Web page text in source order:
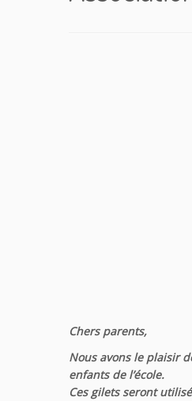
Chers parents,
Nous avons le plaisir
enfants de l’école.
Ces gilets seront